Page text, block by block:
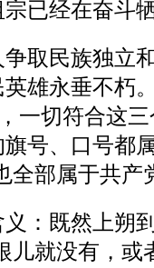
已经在奋斗
取民族独立
雄永垂不朽
一切符合这
号、口号都
也全部属于
：既然上朔
儿就没有，或